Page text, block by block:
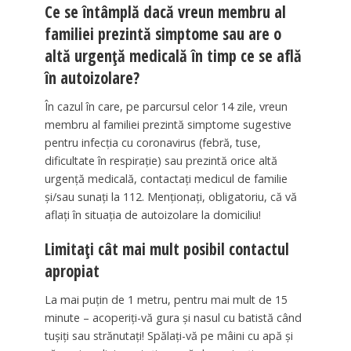
Ce se întâmplă dacă vreun membru al
familiei prezintă simptome sau are o
altă urgenţă medicală în timp ce se află
în autoizolare?
În cazul în care, pe parcursul celor 14 zile, vreun
membru al familiei prezintă simptome sugestive
pentru infecţia cu coronavirus (febră, tuse,
dificultate în respiraţie) sau prezintă orice altă
urgenţă medicală, contactaţi medicul de familie
şi/sau sunaţi la 112. Menţionaţi, obligatoriu, că vă
aflaţi în situaţia de autoizolare la domiciliu!
Limitaţi cât mai mult posibil contactul
apropiat
La mai puţin de 1 metru, pentru mai mult de 15
minute – acoperiţi-vă gura şi nasul cu batistă când
tuşiţi sau strănutaţi! Spălaţi-vă pe mâini cu apă şi